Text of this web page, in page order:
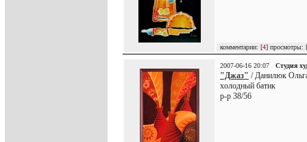
комментарии: [4] просмотры: [
2007-06-16 20:07 Студия
"Джаз" / Данилюк
холодный батик
р-р 38/56